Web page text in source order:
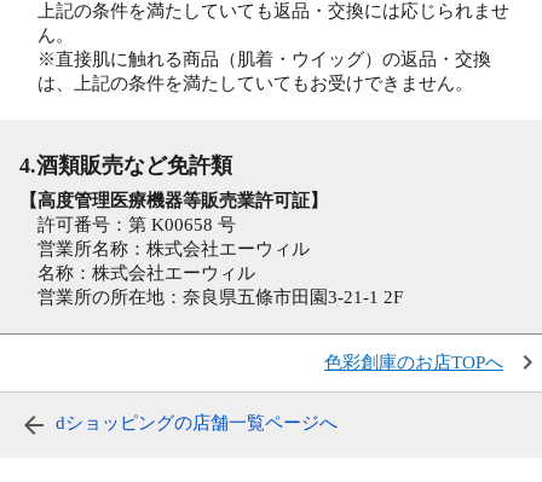
上記の条件を満たしていても返品・交換には応じられませ
ん。
※直接肌に触れる商品（肌着・ウイッグ）の返品・交換
は、上記の条件を満たしていてもお受けできません。
4.酒類販売など免許類
【高度管理医療機器等販売業許可証】
許可番号：第 K00658 号
営業所名称：株式会社エーウィル
名称：株式会社エーウィル
営業所の所在地：奈良県五條市田園3-21-1 2F
色彩創庫のお店TOPへ
dショッピングの店舗一覧ページへ